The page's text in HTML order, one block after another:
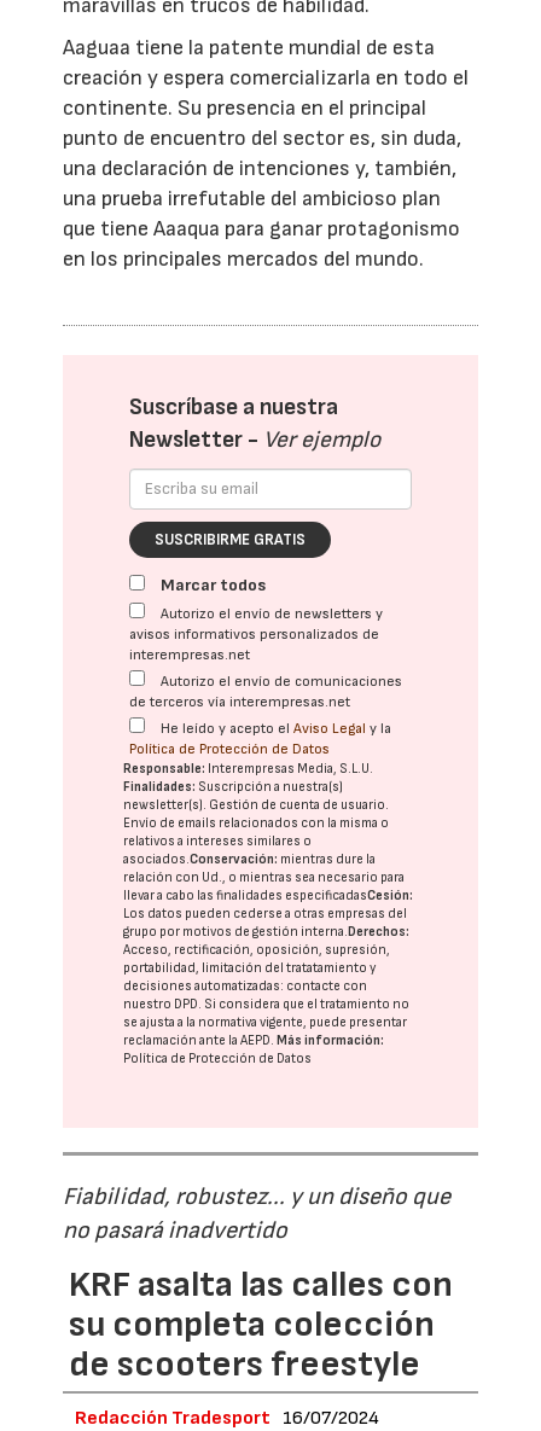
Aaguaa tiene la patente mundial de esta
creación y espera comercializarla en todo el
continente. Su presencia en el principal
punto de encuentro del sector es, sin duda,
una declaración de intenciones y, también,
una prueba irrefutable del ambicioso plan
que tiene Aaaqua para ganar protagonismo
en los principales mercados del mundo.
Suscríbase a nuestra
Newsletter - Ver ejemplo
SUSCRIBIRME GRATIS
Marcar todos
Autorizo el envío de newsletters y
avisos informativos personalizados de
interempresas.net
Autorizo el envío de comunicaciones
de terceros vía interempresas.net
He leído y acepto elAviso Legal y la
Política de Protección de Datos
Responsable: Interempresas Media, S.L.U.
Finalidades: Suscripción a nuestra(s)
newsletter(s). Gestión de cuenta de usuario.
Envío de emails relacionados con la misma o
relativos a intereses similares o
asociados.Conservación: mientras dure la
relación con Ud., o mientras sea necesario para
llevar a cabo las finalidades especificadasCesión:
Los datos pueden cederse a otras empresas del
grupo por motivos de gestión interna.Derechos:
Acceso, rectificación, oposición, supresión,
portabilidad, limitación del tratatamiento y
decisiones automatizadas: contacte con
nuestro DPD. Si considera que el tratamiento no
se ajusta a la normativa vigente, puede presentar
reclamación ante laAEPD.Más información:
Política de Protección de Datos
Fiabilidad, robustez... y un diseño que
no pasará inadvertido
KRF asalta las calles con
su completa colección
de scooters freestyle
Redacción Tradesport 16/07/2024